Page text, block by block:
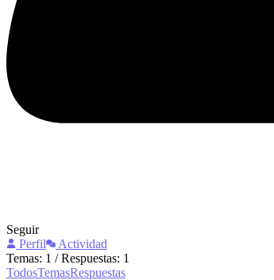
Seguir
Perfil
Actividad
Temas: 1 / Respuestas: 1
TodosTemasRespuestas